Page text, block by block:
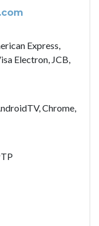
Express,
Electron, JCB,
Chrome,